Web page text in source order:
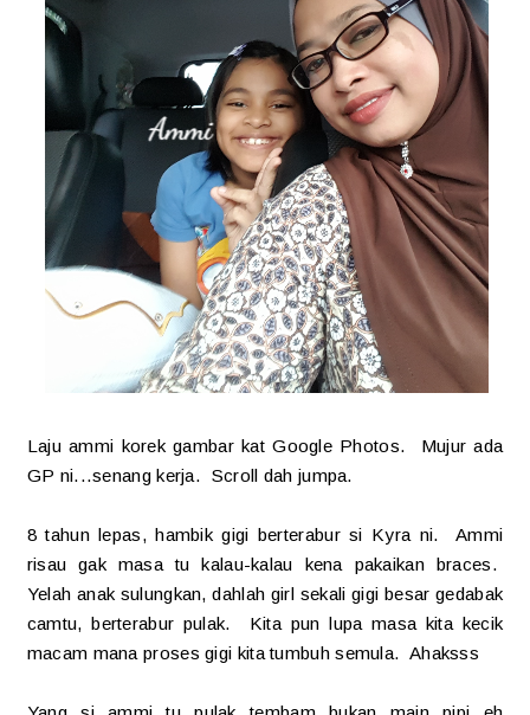
Laju ammi korek gambar kat Google Photos. Mujur ada
GP ni...senang kerja. Scroll dah jumpa.
8 tahun lepas, hambik gigi berterabur si Kyra ni. Ammi
risau gak masa tu kalau-kalau kena pakaikan braces.
Yelah anak sulungkan, dahlah girl sekali gigi besar gedabak
camtu, berterabur pulak. Kita pun lupa masa kita kecik
macam mana proses gigi kita tumbuh semula. Ahaksss